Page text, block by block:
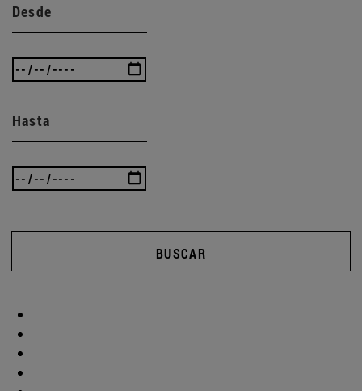
Desde
Hasta
BUSCAR